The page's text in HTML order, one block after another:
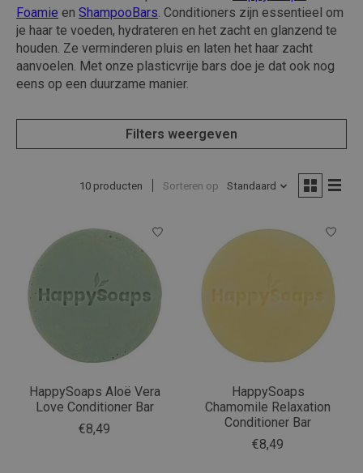
Foamie en ShampooBars . Conditioners zijn essentieel om
je haar te voeden, hydrateren en het zacht en glanzend te
houden. Ze verminderen pluis en laten het haar zacht
aanvoelen. Met onze plasticvrije bars doe je dat ook nog
eens op een duurzame manier.
Filters weergeven
10 producten Sorteren op Standaard
HappySoaps Aloë Vera
Love Conditioner Bar
€8,49
HappySoaps
Chamomile Relaxation
Conditioner Bar
€8,49